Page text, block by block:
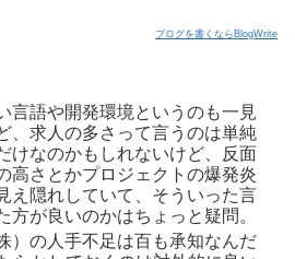
ブログを書くならBlogWrite
言語や開発環境というのも一見
、求人の多さって言うのは単純
けなのかもしれないけど、反面
高さとかプロジェクトの爆発炎
え隠れしていて、そういった言
方が良いのかはちょっと疑問。
）の人手不足は百も承知なんだ